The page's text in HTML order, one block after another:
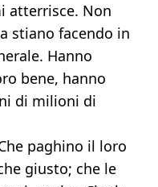
atterrisce. Non
stiano facendo in
Hanno
bene, hanno
di milioni di
paghino il loro
giusto; che le